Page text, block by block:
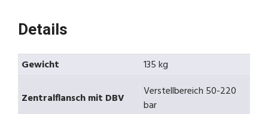
Details
Gewicht 135 kg
Zentralflansch mit DBV
Verstellbereich 50-220
bar